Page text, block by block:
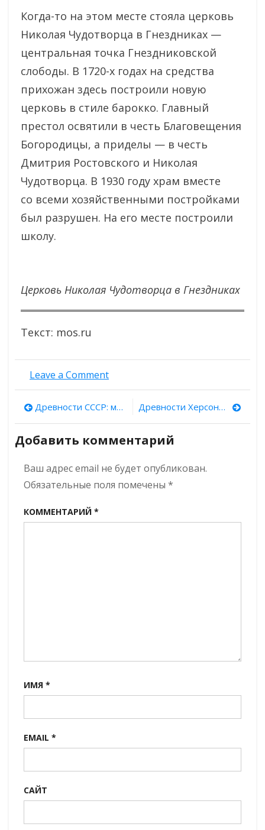
Когда-то на этом месте стояла церковь
Николая Чудотворца в Гнездниках —
центральная точка Гнездниковской
слободы. В 1720-х годах на средства
прихожан здесь построили новую
церковь в стиле барокко. Главный
престол освятили в честь Благовещения
Богородицы, а приделы — в честь
Дмитрия Ростовского и Николая
Чудотворца. В 1930 году храм вместе
со всеми хозяйственными постройками
был разрушен. На его месте построили
школу.
Церковь Николая Чудотворца в Гнездниках
Текст: mos.ru
Leave a Commenton
Гнездниковском
переулке
старинное
надгробие
Навигация
по
записям
Древности СССР: мавзолей Чашма-Айюб в Бухаре Древности Херсонеса: Базилика в базилике
Добавить комментарий
Ваш адрес email не будет опубликован.
Обязательные поля помечены *
КОММЕНТАРИЙ *
ИМЯ *
EMAIL *
САЙТ